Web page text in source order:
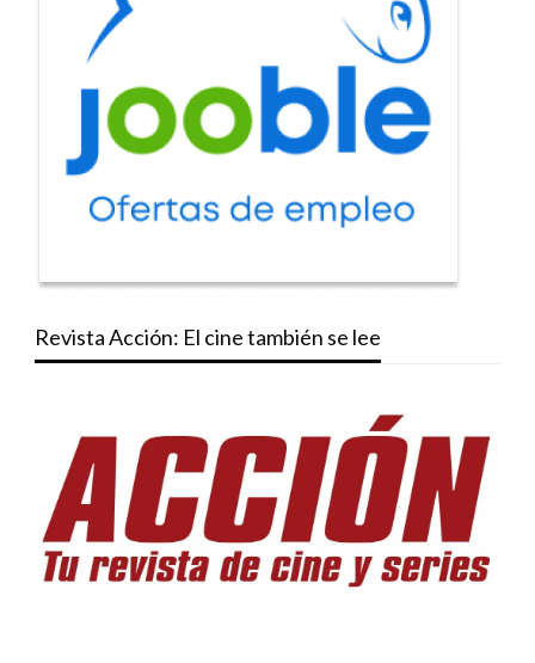
Revista Acción: El cine también se lee